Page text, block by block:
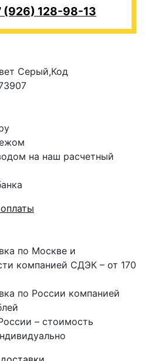
(926) 128-98-13
Серый,Код
на наш расчетный
по Москве и
компанией СДЭК – от 170
по России компанией
– стоимость